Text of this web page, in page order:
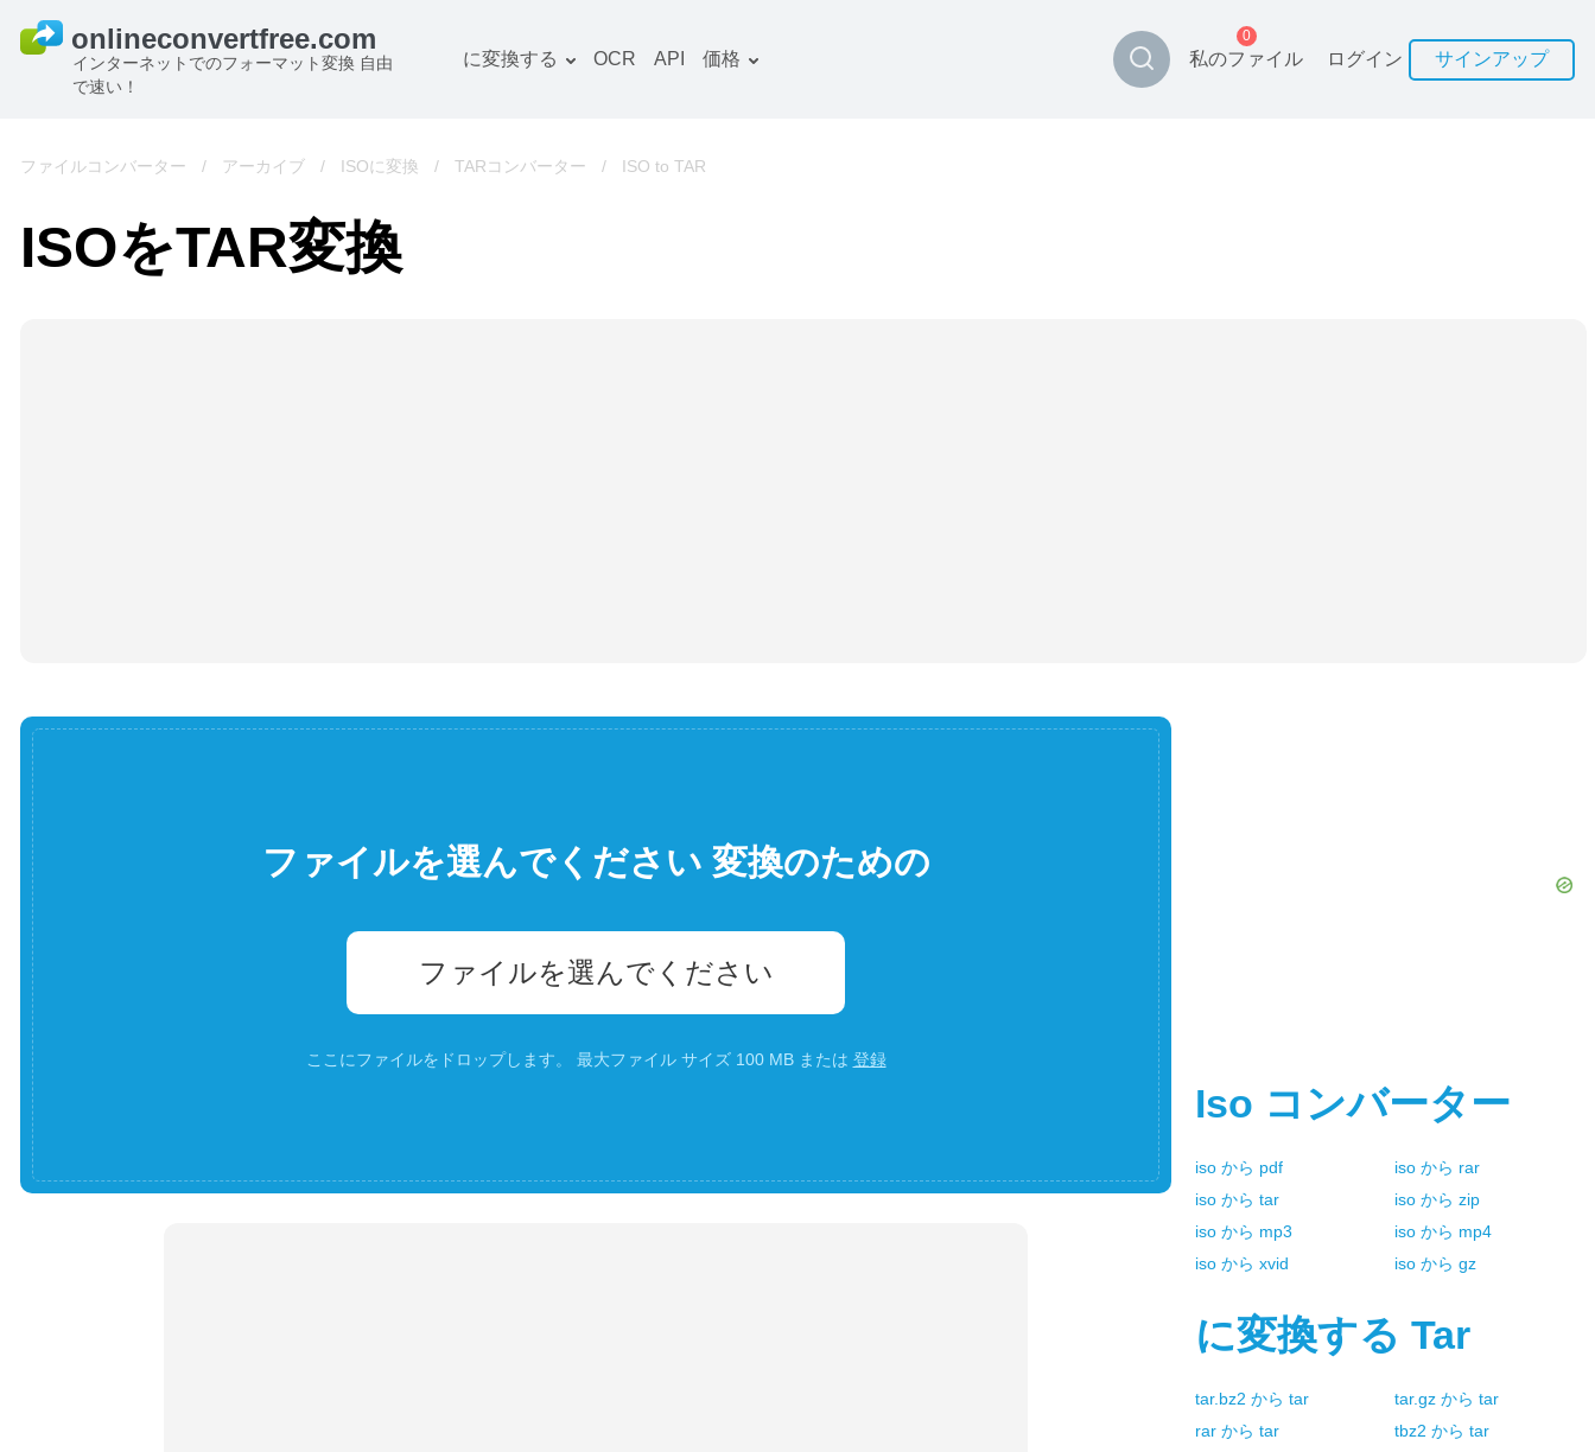
インターネットでのフォーマット変換 自由
で速い！
に変換する
画像 コンバーター
OCR API 価格 私のファイル
0
ログイン サインアップ
ファイルコンバーター / アーカイブ / ISOに変換 / TARコンバーター / ISO to TAR
ISOをTAR変換
ファイルを選んでください 変換のための
ファイルを選んでください
ここにファイルをドロップします。 最大ファイル サイズ 100 MB または 登録
Iso コンバーター
iso から pdf iso から rar
iso から tar iso から zip
iso から mp3 iso から mp4
iso から xvid iso から gz
に変換する Tar
tar.bz2 から tar tar.gz から tar
rar から tar tbz2 から tar